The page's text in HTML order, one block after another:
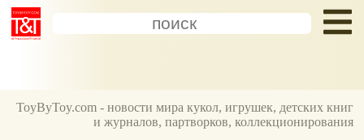
ToyByToy.com - новости мира кукол, игрушек, детских книг
и журналов, партворков, коллекционирования